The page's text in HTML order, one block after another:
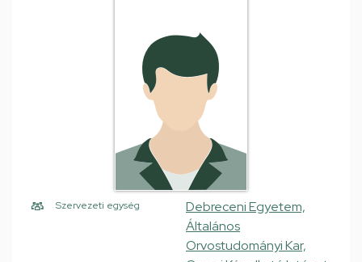
Szervezeti egység
Debreceni Egyetem,
Általános
Orvostudományi Kar,